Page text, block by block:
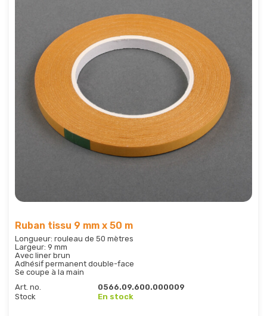
Ruban tissu 9 mm x 50 m
Longueur: rouleau de 50 mètres
Largeur: 9 mm
Avec liner brun
Adhésif permanent double-face
Se coupe à la main
Art. no.
0566.09.600.000009
Stock
En stock